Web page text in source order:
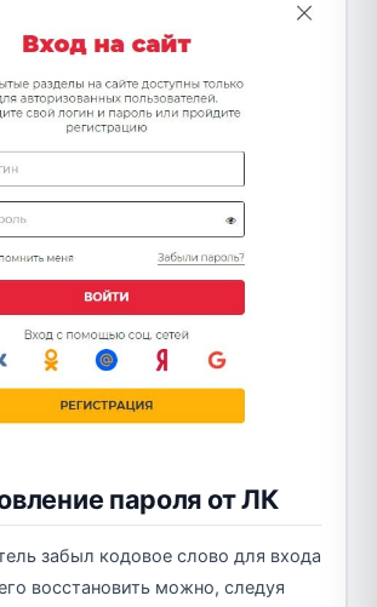
пароля от ЛК
забыл кодовое слово для входа
восстановить можно, следуя